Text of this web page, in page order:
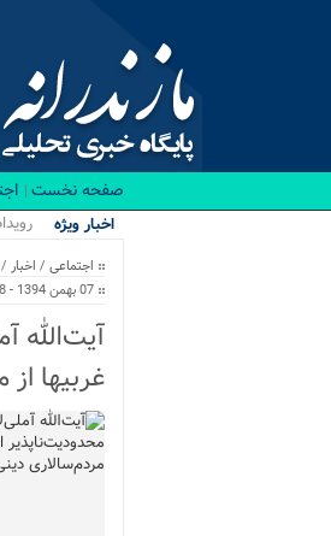
صفحه نخست
اخبار ویژه
اجتماعی / اخبار /
07 بهمن 1394 - 14:08
آیت‌الله
غربی‎ها از مردم‌سالاری دینی کمتر از ترس موشک نیست